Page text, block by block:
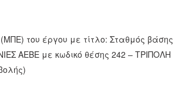
του έργου με τίτλο: Σταθμός βάσης
ΑΕΒΕ με κωδικό θέσης 242 – ΤΡΙΠΟΛΗ